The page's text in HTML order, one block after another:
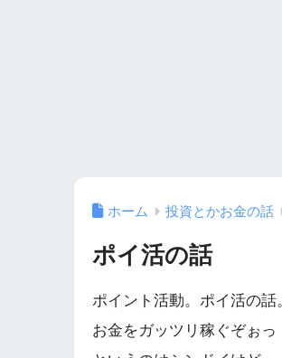
ホーム 投資とかお金の話
ポイ活の話
ポイント活動。ポイ活の話
お金をガッツリ稼ぐぞぉ